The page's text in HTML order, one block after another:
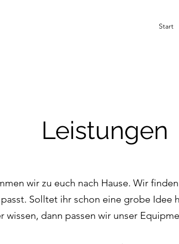
Start
Leistungen
wir zu euch nach Hause. Wir
Solltet ihr schon eine grobe Idee
wissen, dann passen wir unser